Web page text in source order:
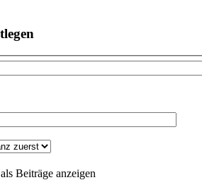
Beiträge anzeigen